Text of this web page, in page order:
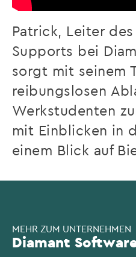
Patrick, Leiter
Supports bei
sorgt mit seinem
reibungslosen
Werkstudenten
mit Einblicken in
einem Blick auf
MEHR ZUM UNTERNEHMEN
Diamant